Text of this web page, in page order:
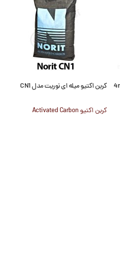
کربن اکتیو میله ای نوریت مدل CN1
کربن اکتیو Activated Carbon